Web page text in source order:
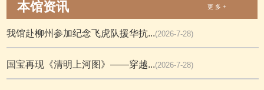
本馆资讯 更 多 +
我馆赴柳州参加纪念飞虎队援华抗...(2026-7-28)
国宝再现《清明上河图》——穿越...(2026-7-28)